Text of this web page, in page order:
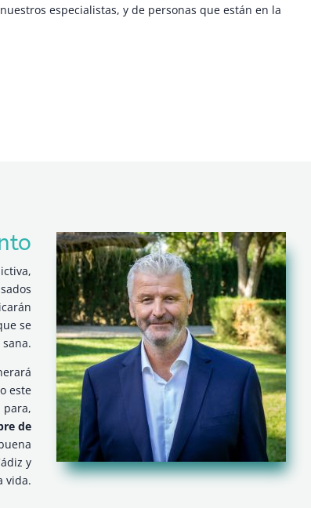
especialistas, y de personas que están en la
se
este
para,
de
y
vida.